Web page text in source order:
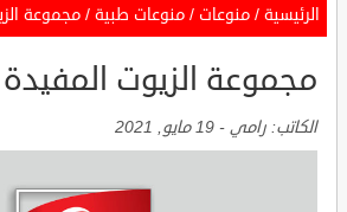
الرئيسية / منوعات / منوعات طبية / مجموعة
مجموعة الزيوت
الكاتب: رامي - 19 مايو, 2021